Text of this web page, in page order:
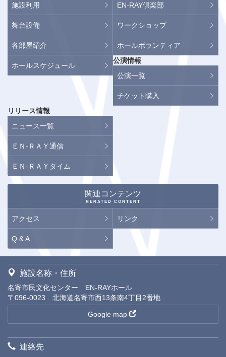
施設利用
舞台設備
各部屋紹介
ホールスケジュール
EN-RAY倶楽部
ワークショップ
ホールボランティア
公演情報
公演一覧
チケット購入
リリース情報
ニュース一覧
ＥＮ-ＲＡＹ通信
ＥＮ-ＲＡＹタイム
関連コンテンツ
RERATED CONTENT
アクセス リンク
Q & A
施設名称・住所
名寄市民文化センター EN-RAYホール
〒096-0023 北海道名寄市西13条南4丁目2番地
Google map
連絡先